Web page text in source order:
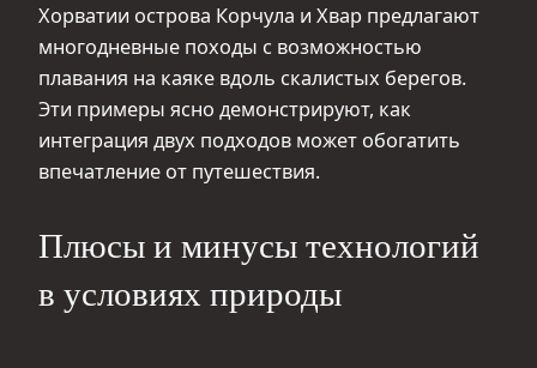
Хорватии острова Корчула и Хвар предлагают
многодневные походы с возможностью
плавания на каяке вдоль скалистых берегов.
Эти примеры ясно демонстрируют, как
интеграция двух подходов может обогатить
впечатление от путешествия.
Плюсы и минусы технологий
в условиях природы